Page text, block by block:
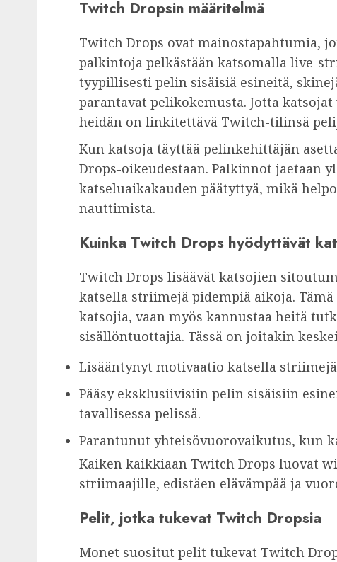
Twitch Dropsin määritelmä
Twitch Drops ovat mainostapahtumia,
palkintoja pelkästään katsomalla live-
tyypillisesti pelin sisäisiä esineitä,
parantavat pelikokemusta. Jotta
heidän on linkitettävä Twitch-tilinsä
Kun katsoja täyttää pelinkehittäjän
Drops-oikeudestaan. Palkinnot jaetaan
katseluaikakauden päätyttyä, mikä
nauttimista.
Kuinka Twitch Drops hyödyttävät
Twitch Drops lisäävät katsojien
katsella striimejä pidempiä aikoja.
katsojia, vaan myös kannustaa heitä
sisällöntuottajia. Tässä on joitakin
Lisääntynyt motivaatio katsella
Pääsy eksklusiivisiin pelin sisäisiin
tavallisessa pelissä.
Parantunut yhteisövuorovaikutus, kun
Kaiken kaikkiaan Twitch Drops luovat
striimaajille, edistäen elävämpää ja
Pelit, jotka tukevat Twitch Dropsia
Monet suositut pelit tukevat Twitch